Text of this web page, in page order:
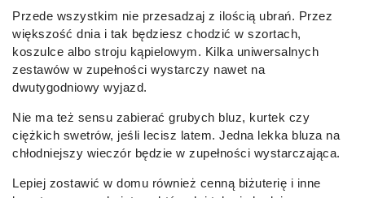
Przede wszystkim nie przesadzaj z ilością ubrań. Przez
większość dnia i tak będziesz chodzić w szortach,
koszulce albo stroju kąpielowym. Kilka uniwersalnych
zestawów w zupełności wystarczy nawet na
dwutygodniowy wyjazd.
Nie ma też sensu zabierać grubych bluz, kurtek czy
ciężkich swetrów, jeśli lecisz latem. Jedna lekka bluza na
chłodniejszy wieczór będzie w zupełności wystarczająca.
Lepiej zostawić w domu również cenną biżuterię i inne